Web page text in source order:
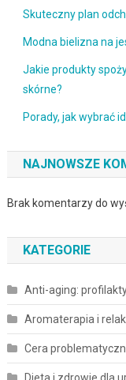
Skuteczny plan
Modna bielizna na
Jakie produkty
skórne?
Porady, jak wybrać
NAJNOWSZE
Brak komentarzy do
KATEGORIE
Anti-aging:
Aromaterapia i
Cera